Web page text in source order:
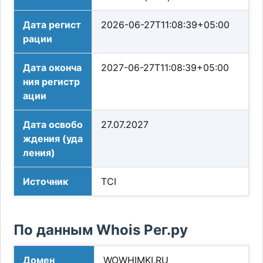
Дата регист
рации
2026-06-27T11:08:39+05:00
Дата оконча
ния регистр
ации
2027-06-27T11:08:39+05:00
Дата освобо
ждения (уда
ления)
27.07.2027
Источник TCI
По данным Whois Рег.ру
Домен WOWHIMKI.RU